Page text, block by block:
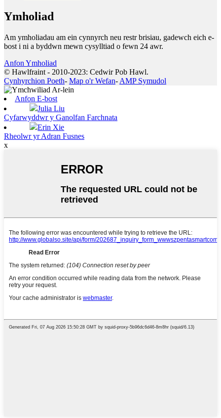
Ymholiad
Am ymholiadau am ein cynnyrch neu restr brisiau, gadewch eich e-
bost i ni a byddwn mewn cysylltiad o fewn 24 awr.
Anfon Ymholiad
© Hawlfraint - 2010-2023: Cedwir Pob Hawl.
Cynhyrchion Poeth- Map o'r Wefan- AMP Symudol
Anfon E-bost
Julia Liu
Cyfarwyddwr y Ganolfan Farchnata
Erin Xie
Rheolwr yr Adran Fusnes
x